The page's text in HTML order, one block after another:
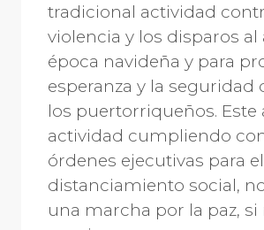
tradicional actividad
violencia y los disparos al
época navideña y para
esperanza y la seguridad
los puertorriqueños. Este
actividad cumpliendo
órdenes ejecutivas para el
distanciamiento social,
una marcha por la paz, si